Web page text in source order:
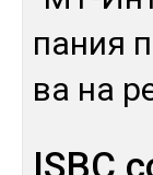
па­ния
ва на